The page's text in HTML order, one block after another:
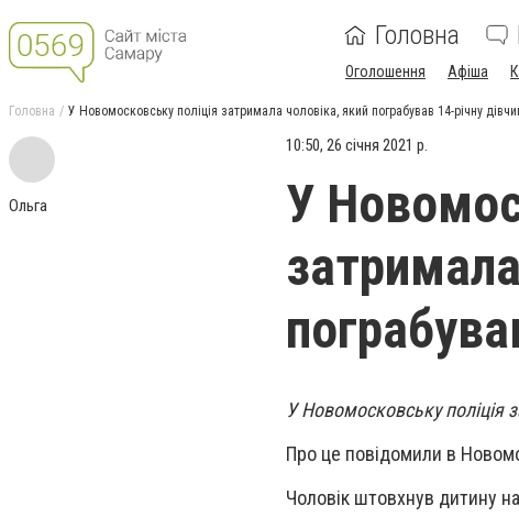
Головна
Оголошення Афіша
Головна У Новомосковську поліція затримала чоловіка, який пограбував 14-річну
Ольга
10:50, 26 січня 2021 р.
У
У Новомосковську поліція
Про це повідомили в
Чоловік штовхнув дитину